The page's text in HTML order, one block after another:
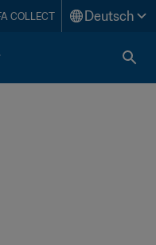
COLLECT Deutsch